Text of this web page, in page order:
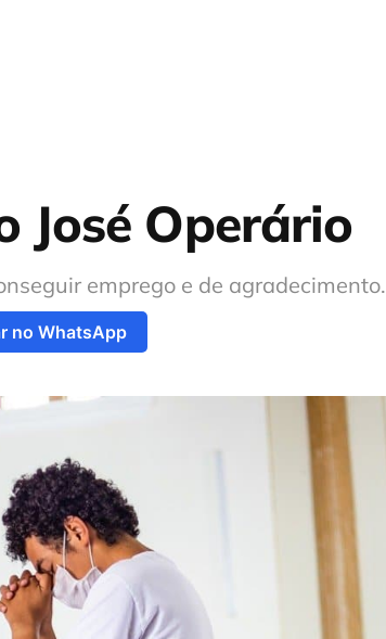
José Operário
emprego e de agradecimento.
no WhatsApp